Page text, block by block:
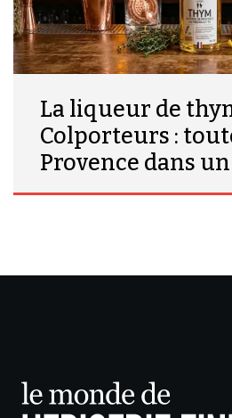
La liqueur de
Colporteurs :
Provence dans